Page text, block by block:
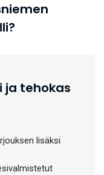
ja tehokas
lisäksi